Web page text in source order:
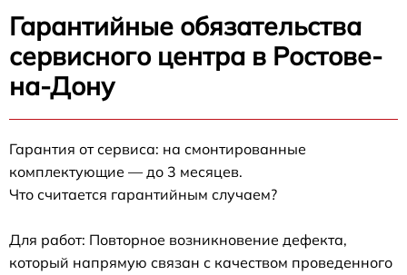
Гарантийные обязательства
сервисного центра в Ростове-
на-Дону
Гарантия от сервиса: на смонтированные
комплектующие — до 3 месяцев.
Что считается гарантийным случаем?
Для работ: Повторное возникновение дефекта,
который напрямую связан с качеством проведенного